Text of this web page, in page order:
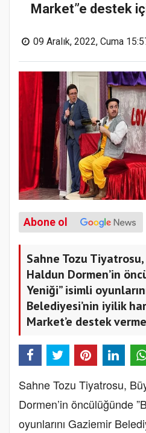
Market”e destek
09 Aralık, 2022, Cuma
Abone ol
Sahne Tozu
Haldun Dormen’in
Yeniği” isimli
Belediyesi’nin iyilik
Market’e destek
Sahne Tozu Tiyatrosu,
Dormen’in öncülüğünde
oyunlarını Gaziemir